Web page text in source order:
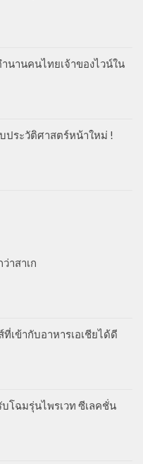
นานคนไทยเจ้าของไวน์ใน
ประวัติศาสตร์หน้าใหม่ !
าสาเก
ที่เข้ากับอาหารเอเชียได้ดี
บโฉมรุ่นไพรเวท ซีเลคชั่น